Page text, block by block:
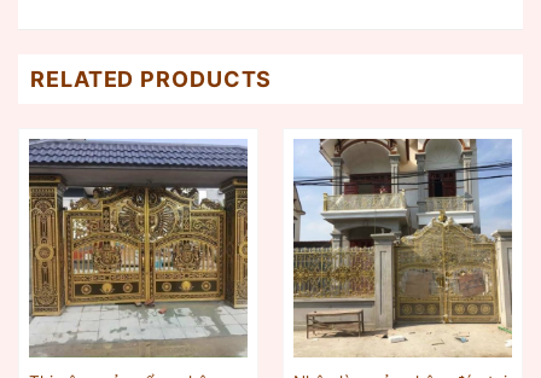
RELATED PRODUCTS